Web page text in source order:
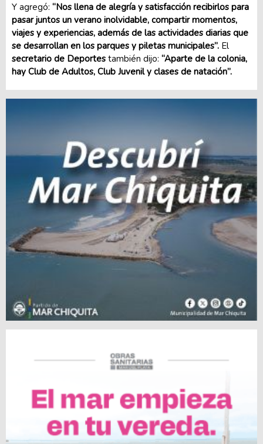
Y agregó: “Nos llena de alegría y satisfacción recibirlos para
pasar juntos un verano inolvidable, compartir momentos,
viajes y experiencias, además de las actividades diarias que
se desarrollan en los parques y piletas municipales”. El
secretario de Deportes también dijo: “Aparte de la colonia,
hay Club de Adultos, Club Juvenil y clases de natación”.